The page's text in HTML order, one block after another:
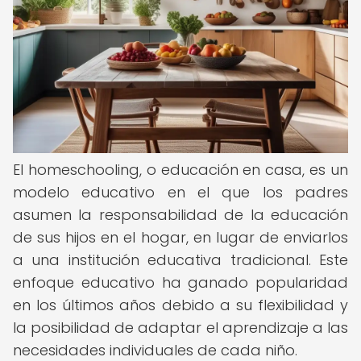
El homeschooling, o educación en casa, es un
modelo educativo en el que los padres
asumen la responsabilidad de la educación
de sus hijos en el hogar, en lugar de enviarlos
a una institución educativa tradicional. Este
enfoque educativo ha ganado popularidad
en los últimos años debido a su flexibilidad y
la posibilidad de adaptar el aprendizaje a las
necesidades individuales de cada niño.